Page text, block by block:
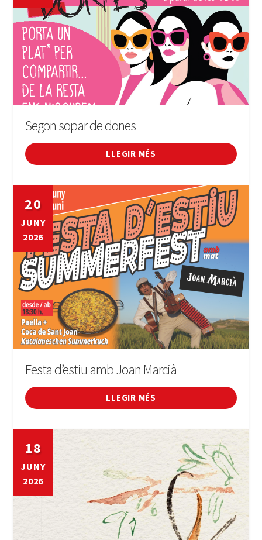
Segon sopar de dones
LLEGIR MÉS
20
JUNY
2026
Festa d’estiu amb Joan Marcià
LLEGIR MÉS
18
JUNY
2026